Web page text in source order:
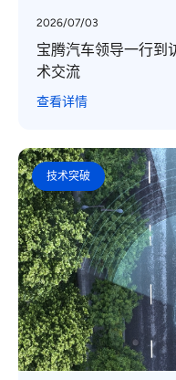
2026/07/03
宝腾汽车领导一行到
术交流
查看详情
技术突破